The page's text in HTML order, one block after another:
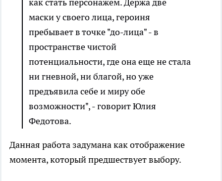
как стать персонажем. Держа две
маски у своего лица, героиня
пребывает в точке "до-лица" - в
пространстве чистой
потенциальности, где она еще не стала
ни гневной, ни благой, но уже
предъявила себе и миру обе
возможности", - говорит Юлия
Федотова.
Данная работа задумана как отображение
момента, который предшествует выбору.